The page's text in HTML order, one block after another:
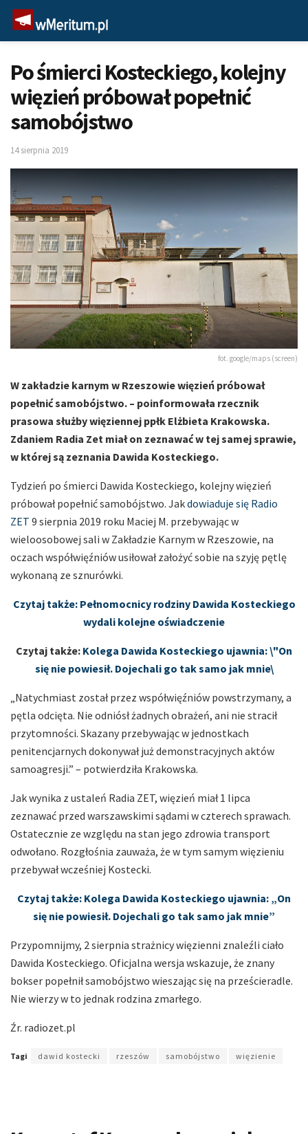
Po śmierci Kosteckiego, kolejny
więzień próbował popełnić
samobójstwo
14 sierpnia 2019
fot. google/maps (screen)
W zakładzie karnym w Rzeszowie więzień próbował
popełnić samobójstwo. – poinformowała rzecznik
prasowa służby więziennej ppłk Elżbieta Krakowska.
Zdaniem Radia Zet miał on zeznawać w tej samej sprawie,
w której są zeznania Dawida Kosteckiego.
Tydzień po śmierci Dawida Kosteckiego, kolejny więzień
próbował popełnić samobójstwo. Jakdowiaduje się Radio
ZET 9 sierpnia 2019 roku Maciej M. przebywając w
wieloosobowej sali w Zakładzie Karnym w Rzeszowie, na
oczach współwięźniów usiłował założyć sobie na szyję pętlę
wykonaną ze sznurówki.
Czytaj także: Pełnomocnicy rodziny Dawida Kosteckiego
wydali kolejne oświadczenie
Czytaj także: Kolega Dawida Kosteckiego ujawnia: \"On
się nie powiesił. Dojechali go tak samo jak mnie\
„Natychmiast został przez współwięźniów powstrzymany, a
pętla odcięta. Nie odniósł żadnych obrażeń, ani nie stracił
przytomności. Skazany przebywając w jednostkach
penitencjarnych dokonywał już demonstracyjnych aktów
samoagresji.” – potwierdziła Krakowska.
Jak wynika z ustaleń Radia ZET, więzień miał 1 lipca
zeznawać przed warszawskimi sądami w czterech sprawach.
Ostatecznie ze względu na stan jego zdrowia transport
odwołano. Rozgłośnia zauważa, że w tym samym więzieniu
przebywał wcześniej Kostecki.
Czytaj także: Kolega Dawida Kosteckiego ujawnia: „On
się nie powiesił. Dojechali go tak samo jak mnie”
Przypomnijmy, 2 sierpnia strażnicy więzienni znaleźli ciało
Dawida Kosteckiego. Oficjalna wersja wskazuje, że znany
bokser popełnił samobójstwo wieszając się na prześcieradle.
Nie wierzy w to jednak rodzina zmarłego.
Źr. radiozet.pl
Tagi dawid kostecki rzeszów samobójstwo więzienie